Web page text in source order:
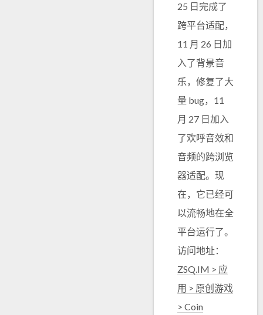
25 日完成了
跨平台适配，
11 月 26 日加
入了背景音
乐，修复了大
量 bug，11
月 27 日加入
了欢呼音效和
音频的跨浏览
器适配。现
在，它已经可
以流畅地在全
平台运行了。
访问地址：
ZSQ.IM > 应
用 > 原创游戏
> Coin